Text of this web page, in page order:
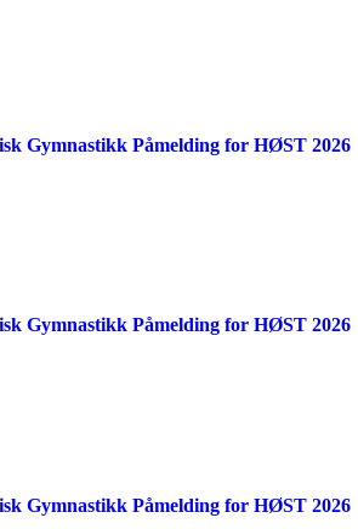
Gymnastikk Påmelding for HØST 2026
Gymnastikk Påmelding for HØST 2026
Gymnastikk Påmelding for HØST 2026